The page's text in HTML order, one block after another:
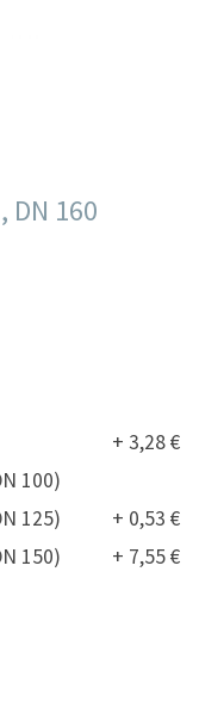
DN 160
+ 3,28 €
100)
125)
+ 0,53 €
150)
+ 7,55 €